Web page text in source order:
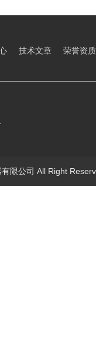
技术文章 荣誉资质
有限公司 All Right